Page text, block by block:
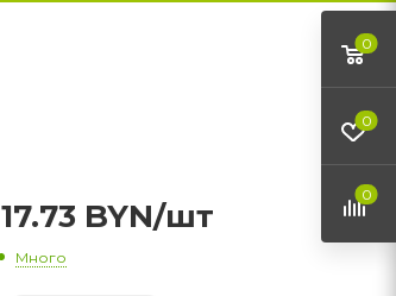
17.73 BYN/шт
Много
0
0
0